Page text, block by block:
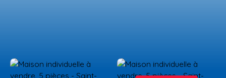
Estimation